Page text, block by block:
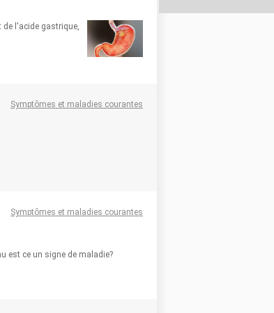
l'acide gastrique,
Symptômes et maladies courantes
Symptômes et maladies courantes
est ce un signe de maladie?